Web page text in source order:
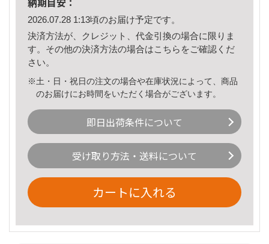
2026.07.28 1:13頃のお届け予定です。
決済方法が、クレジット、代金引換の場合に限りま
す。その他の決済方法の場合はこちら をご確認くだ
さい。
※土・日・祝日の注文の場合や在庫状況によって、商品
のお届けにお時間をいただく場合がございます。
即日出荷条件について
受け取り方法・送料について
カートに入れる